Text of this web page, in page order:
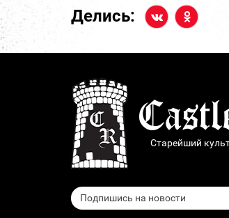
Делись:
Старейший